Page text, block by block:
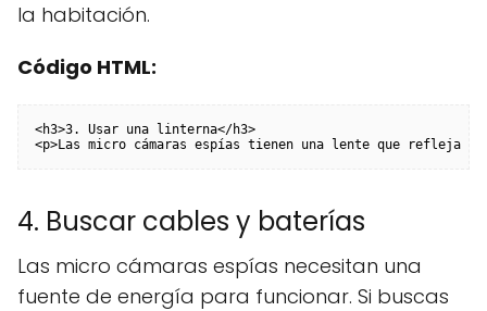
la habitación.
Código HTML:
<h3>3. Usar una linterna</h3>
<p>Las micro cámaras espías tienen una lente que
4. Buscar cables y baterías
Las micro cámaras espías necesitan una
fuente de energía para funcionar. Si buscas